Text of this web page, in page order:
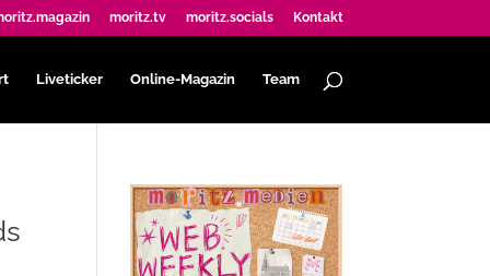
moritz.tv moritz.socials Kontakt
Liveticker Online-Magazin Team